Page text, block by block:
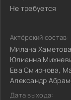
Не требуется
Актёрский состав:
Милана
Юлианна
Ева Смирнова,
Александр
Дата выхода: